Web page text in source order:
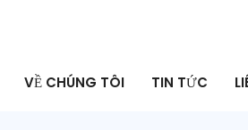
VỀ CHÚNG TÔI TIN TỨC